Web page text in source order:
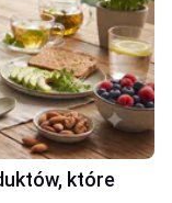
które